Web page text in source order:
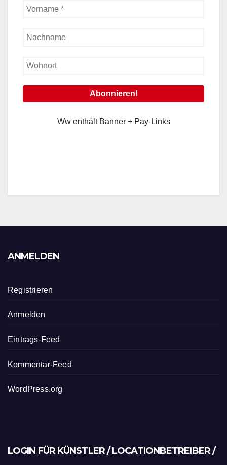
Ww enthält Banner + Pay-Links
ANMELDEN
Registrieren
Anmelden
Eintrags-Feed
Kommentar-Feed
WordPress.org
LOGIN FÜR KÜNSTLER / LOCATIONBETREIBER /